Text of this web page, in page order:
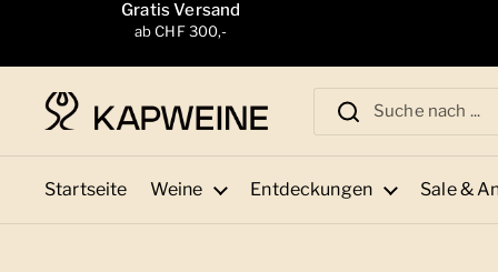
Zum Inhalt springenGratis Versand
ab CHF 300,-
Startseite Weine Entdeckungen Sale &